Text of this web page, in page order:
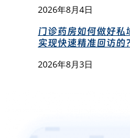
2026年8月4日
门诊药房如何做好私
实现快速精准回访的
2026年8月3日